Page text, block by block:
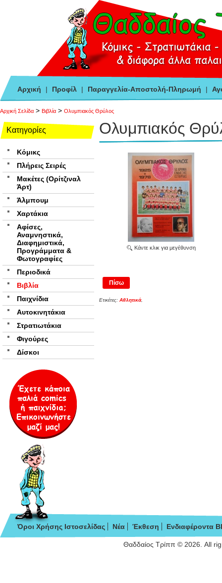
Αρχική | Προφίλ | Παραγγελία-Αποστολή-Πληρωμή |
Αρχική Σελίδα > Βιβλία > Ολυμπιακός Θρύλος
Ολυμπιακός
Κάντε κλικ για μεγέθυνση
Πίσω
Ετικέτες: Αθλητικά,
Κατηγορίες
Κόμικς
Πλήρεις Σειρές
Μακέτες (Ορίτζιναλ
Άρτ)
Άλμπουμ
Χαρτάκια
Αφίσες,
Αναμνηστικά,
Διαφημιστικά,
Προγράμματα &
Φωτογραφίες
Περιοδικά
Βιβλία
Παιχνίδια
Αυτοκινητάκια
Στρατιωτάκια
Φιγούρες
Δίσκοι
Όροι Χρήσης Ιστοσελίδας Νέα Έκθεση Ενδιαφέροντα
Θαδδαίος Τρίππ © 2026. All